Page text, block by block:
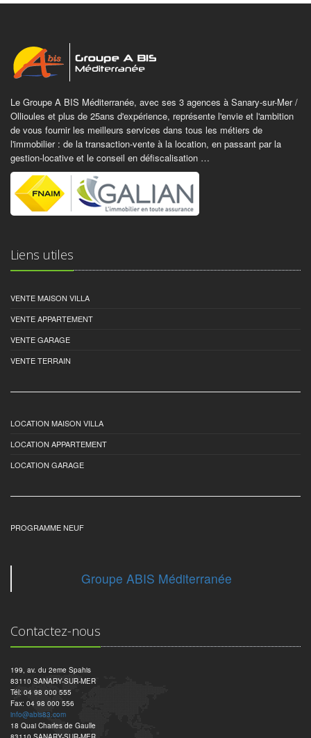
Le Groupe A BIS Méditerranée, avec ses 3 agences à Sanary-sur-Mer /
Ollioules et plus de 25ans d'expérience, représente l'envie et l'ambition
de vous fournir les meilleurs services dans tous les métiers de
l'immobilier : de la transaction-vente à la location, en passant par la
gestion-locative et le conseil en défiscalisation …
Liens utiles
VENTE MAISON VILLA
VENTE APPARTEMENT
VENTE GARAGE
VENTE TERRAIN
LOCATION MAISON VILLA
LOCATION APPARTEMENT
LOCATION GARAGE
PROGRAMME NEUF
Groupe ABIS Méditerranée
Contactez-nous
199, av. du 2eme Spahis
83110 SANARY-SUR-MER
Tél: 04 98 000 555
Fax: 04 98 000 556
info@abis83.com
18 Quai Charles de Gaulle